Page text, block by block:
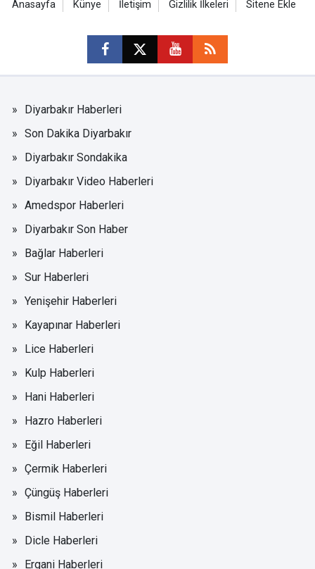
Anasayfa Künye İletişim Gizlilik İlkeleri Sitene Ekle
Diyarbakır Haberleri
Son Dakika Diyarbakır
Diyarbakır Sondakika
Diyarbakır Video Haberleri
Amedspor Haberleri
Diyarbakır Son Haber
Bağlar Haberleri
Sur Haberleri
Yenişehir Haberleri
Kayapınar Haberleri
Lice Haberleri
Kulp Haberleri
Hani Haberleri
Hazro Haberleri
Eğil Haberleri
Çermik Haberleri
Çüngüş Haberleri
Bismil Haberleri
Dicle Haberleri
Ergani Haberleri